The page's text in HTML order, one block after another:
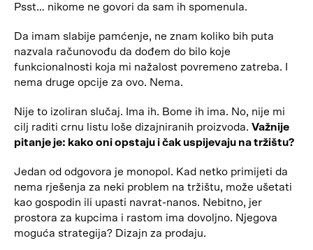
Psst… nikome ne govori da sam ih spomenula.
Da imam slabije pamćenje, ne znam koliko bih puta
nazvala računovođu da dođem do bilo koje
funkcionalnosti koja mi nažalost povremeno zatreba. I
nema druge opcije za ovo. Nema.
Nije to izoliran slučaj. Ima ih. Bome ih ima. No, nije mi
cilj raditi crnu listu loše dizajniranih proizvoda. Važnije
pitanje je: kako oni opstaju i čak uspijevaju na tržištu?
Jedan od odgovora je monopol. Kad netko primijeti da
nema rješenja za neki problem na tržištu, može ušetati
kao gospodin ili upasti navrat-nanos. Nebitno, jer
prostora za kupcima i rastom ima dovoljno. Njegova
moguća strategija? Dizajn za prodaju.